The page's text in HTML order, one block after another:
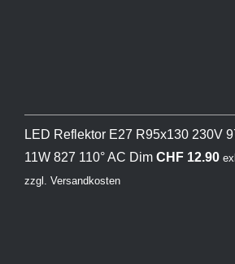
LED Reflektor E27 R95x130 230V
11W 827 110° AC Dim CHF12.90
zzgl. Versandkosten